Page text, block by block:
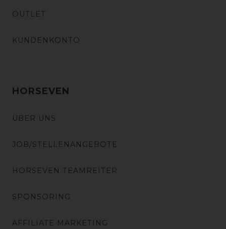
OUTLET
KUNDENKONTO
HORSEVEN
ÜBER UNS
JOB/STELLENANGEBOTE
HORSEVEN TEAMREITER
SPONSORING
AFFILIATE MARKETING